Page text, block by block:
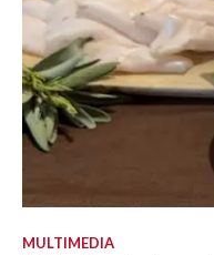
MULTIMEDIA